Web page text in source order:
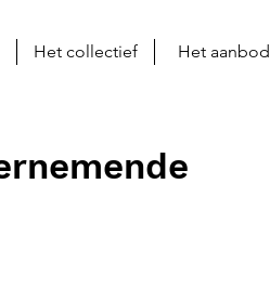
Het collectief Het aanbod